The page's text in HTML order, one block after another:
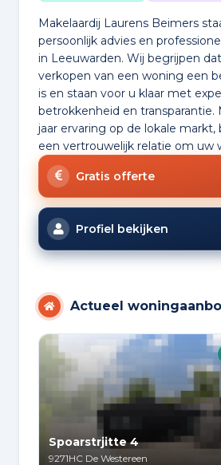
Makelaardij Laurens Beimers
persoonlijk advies en
in Leeuwarden. Wij begrijpen
verkopen van een woning een
is en staan voor u klaar met
betrokkenheid en transparantie.
jaar ervaring op de lokale markt,
een vertrouwelijk relatie om uw
Gratis offerte
Profiel bekijken
Actueel
Spoarstrjitte 4
9271HC De Westereen